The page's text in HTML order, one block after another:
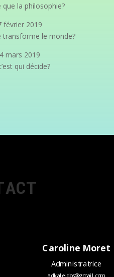
que la philosophie?
février 2019
transforme le monde?
mars 2019
qui décide?
Caroline Moret
Administratrice
adkaleidos@gmail.com